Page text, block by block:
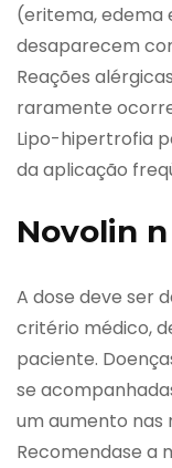
(eritema, edema
desaparecem
Reações
raramente
Lipo-hipertrofia
da aplicação
Novolin
A dose deve ser
critério médico,
paciente.
se
um aumento nas
Recomendase a